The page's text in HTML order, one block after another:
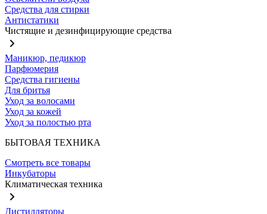
Средства для стирки
Антистатики
Чистящие и дезинфицирующие средства
Маникюр, педикюр
Парфюмерия
Средства гигиены
Для бритья
Уход за волосами
Уход за кожей
Уход за полостью рта
БЫТОВАЯ ТЕХНИКА
Смотреть все товары
Инкубаторы
Климатическая техника
Дистилляторы